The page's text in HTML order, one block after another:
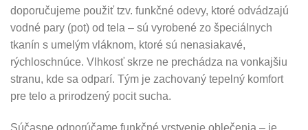
doporučujeme použiť tzv. funkčné odevy, ktoré odvádzajú
vodné pary (pot) od tela – sú vyrobené zo špeciálnych
tkanín s umelým vláknom, ktoré sú nenasiakavé,
rýchloschnúce. Vlhkosť skrze ne prechádza na vonkajšiu
stranu, kde sa odparí. Tým je zachovaný tepelný komfort
pre telo a prirodzený pocit sucha.
Súčasne odporúčame funkčné vrstvenie oblečenia – je